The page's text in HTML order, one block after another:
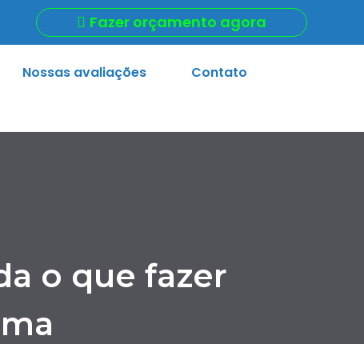
Fazer orçamento agora
Nossas avaliações
Contato
o que fazer